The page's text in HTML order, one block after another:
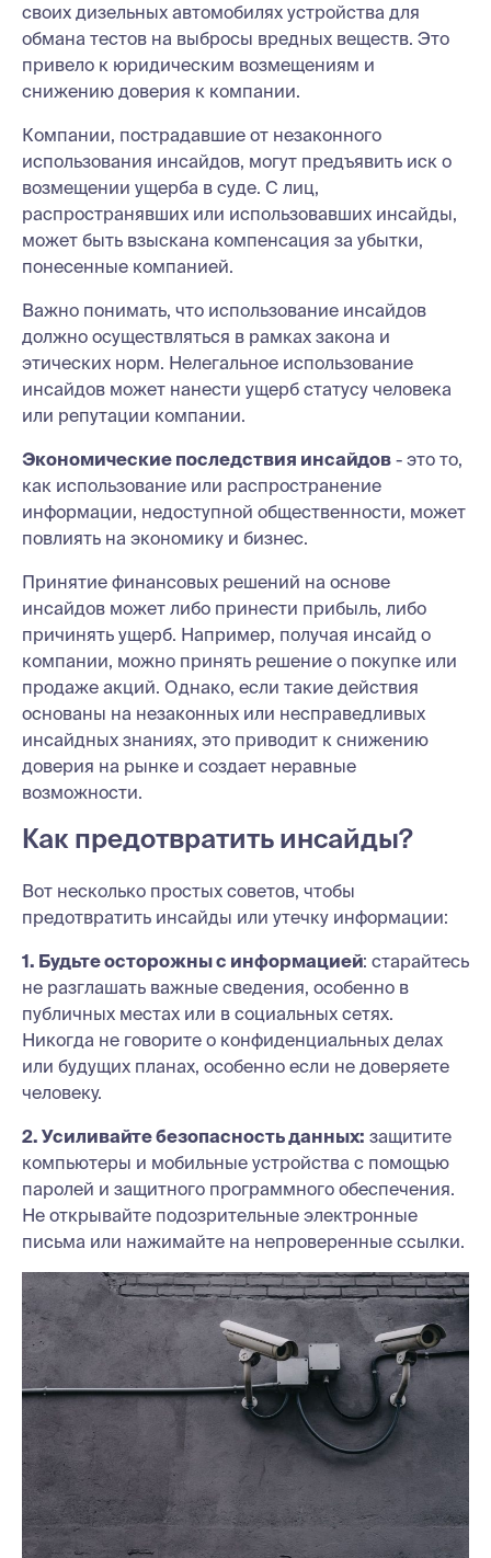
своих дизельных автомобилях устройства для
обмана тестов на выбросы вредных веществ. Это
привело к юридическим возмещениям и
снижению доверия к компании.
Компании, пострадавшие от незаконного
использования инсайдов, могут предъявить иск о
возмещении ущерба в суде. С лиц,
распространявших или использовавших инсайды,
может быть взыскана компенсация за убытки,
понесенные компанией.
Важно понимать, что использование инсайдов
должно осуществляться в рамках закона и
этических норм. Нелегальное использование
инсайдов может нанести ущерб статусу человека
или репутации компании.
Экономические последствия инсайдов - это то,
как использование или распространение
информации, недоступной общественности, может
повлиять на экономику и бизнес.
Принятие финансовых решений на основе
инсайдов может либо принести прибыль, либо
причинять ущерб. Например, получая инсайд о
компании, можно принять решение о покупке или
продаже акций. Однако, если такие действия
основаны на незаконных или несправедливых
инсайдных знаниях, это приводит к снижению
доверия на рынке и создает неравные
возможности.
Как предотвратить инсайды?
Вот несколько простых советов, чтобы
предотвратить инсайды или утечку информации:
1. Будьте осторожны с информацией: старайтесь
не разглашать важные сведения, особенно в
публичных местах или в социальных сетях.
Никогда не говорите о конфиденциальных делах
или будущих планах, особенно если не доверяете
человеку.
2. Усиливайте безопасность данных: защитите
компьютеры и мобильные устройства с помощью
паролей и защитного программного обеспечения.
Не открывайте подозрительные электронные
письма или нажимайте на непроверенные ссылки.